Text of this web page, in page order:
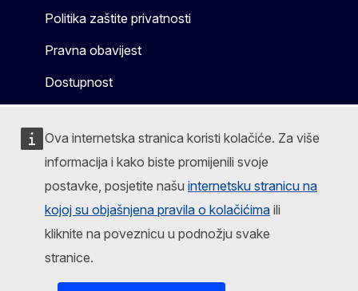
Ova internetska stranica koristi kolačiće. Za više
informacija i kako biste promijenili svoje
postavke, posjetite našu internetsku stranicu na
kojoj su objašnjena pravila o kolačićima ili
kliknite na poveznicu u podnožju svake
stranice.
Politika zaštite privatnosti
Pravna obavijest
Dostupnost